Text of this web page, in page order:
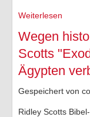
Weiterlesen
Wegen
Scotts
Ägypten
Gespeichert von
Ridley Scotts